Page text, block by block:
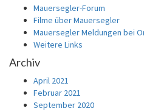
Mauersegler-Forum
Filme über Mauersegler
Mauersegler Meldungen bei
Weitere Links
Archiv
April 2021
Februar 2021
September 2020